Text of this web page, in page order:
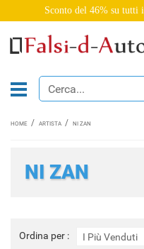
Sconto del 46% su tutti
HOME ARTISTA NI ZAN
NI ZAN
Ordina per : I Più Venduti
Ordina
per